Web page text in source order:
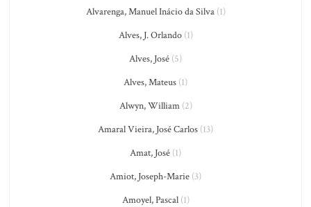
Alvarenga, Manuel Inácio da Silva(1)
Alves, J. Orlando(1)
Alves, José (5)
Alves, Mateus (1)
Alwyn, William(2)
Amaral Vieira, José Carlos (13)
Amat, José (1)
Amiot, Joseph-Marie (3)
Amoyel, Pascal(1)